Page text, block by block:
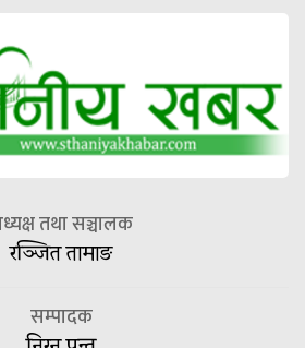
तथा सञ्चालक
रञ्जित तामाङ
सम्पादक